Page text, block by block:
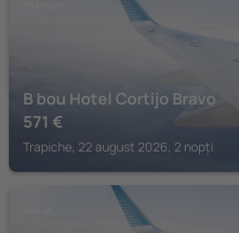
B bou Hotel Cortijo Bravo
571 €
Trapiche, 22 august 2026, 2 nopți